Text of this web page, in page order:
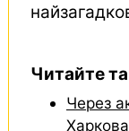
Читайте
Через